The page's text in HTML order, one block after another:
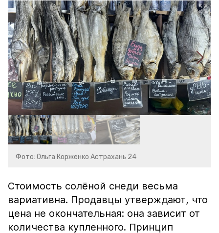
Фото: Ольга Корженко Астрахань 24
Стоимость солёной снеди весьма
вариативна. Продавцы утверждают, что
цена не окончательная: она зависит от
количества купленного. Принцип